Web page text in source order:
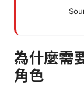
為什麼需
角色